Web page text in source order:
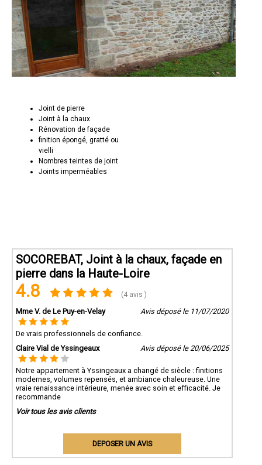
Joint de pierre
Joint à la chaux
Rénovation de façade
finition épongé, gratté ou
vielli
Nombres teintes de joint
Joints imperméables
SOCOREBAT, Joint à la chaux, façade en
pierre dans la Haute-Loire
4.8 (4 avis )
Mme V. de Le Puy-en-Velay Avis déposé le 11/07/2020
De vrais professionnels de confiance.
Claire Vial de Yssingeaux
Avis déposé le 20/06/2025
Notre appartement à Yssingeaux a changé de siècle : finitions
modernes, volumes repensés, et ambiance chaleureuse. Une
vraie renaissance intérieure, menée avec soin et efficacité. Je
recommande
Voir tous les avis clients
DEPOSER UN AVIS